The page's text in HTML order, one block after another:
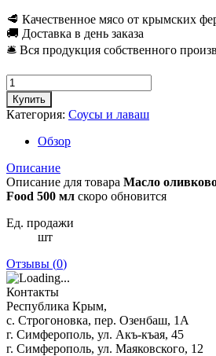
🥩 Качественное мясо от крымских
🚚 Доставка в день заказа
🛎 Вся продукция собственного
Купить
Категория: Соусы и лаваш
Обзор
Описание
Описание для товара Масло
Food 500 мл скоро обновится
Ед. продажи
шт
Отзывы (0)
Контакты
Республика Крым,
с. Строгоновка, пер. Озенбаш, 1А
г. Симферополь, ул. Акъ-къая, 45
г. Симферополь, ул. Маяковского, 12